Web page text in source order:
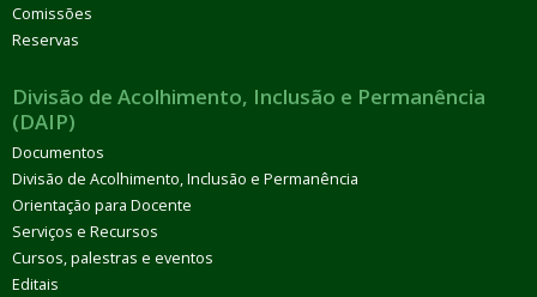
Comissões
Reservas
Divisão de Acolhimento, Inclusão e Permanência
(DAIP)
Documentos
Divisão de Acolhimento, Inclusão e Permanência
Orientação para Docente
Serviços e Recursos
Cursos, palestras e eventos
Editais